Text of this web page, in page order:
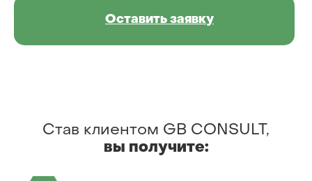
Оставить заявку
Став клиентом GB CONSULT,
вы получите: